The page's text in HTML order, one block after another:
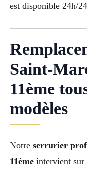
est disponible 24h/
Saint-
11ème
modèles
Notre serrurier
11ème intervient sur